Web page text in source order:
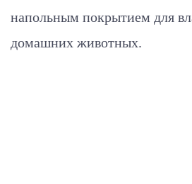
напольным покрытием для
домашних животных.